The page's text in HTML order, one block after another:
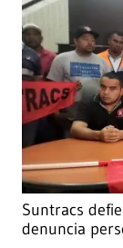
Suntracs
denuncia